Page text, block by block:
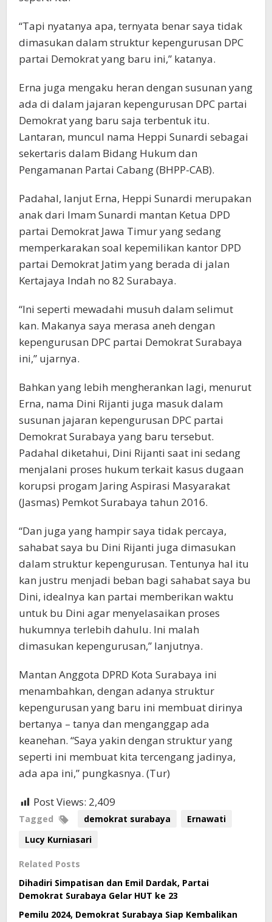
“Tapi nyatanya apa, ternyata benar saya tidak
dimasukan dalam struktur kepengurusan DPC
partai Demokrat yang baru ini,” katanya.
Erna juga mengaku heran dengan susunan yang
ada di dalam jajaran kepengurusan DPC partai
Demokrat yang baru saja terbentuk itu.
Lantaran, muncul nama Heppi Sunardi sebagai
sekertaris dalam Bidang Hukum dan
Pengamanan Partai Cabang (BHPP-CAB).
Padahal, lanjut Erna, Heppi Sunardi merupakan
anak dari Imam Sunardi mantan Ketua DPD
partai Demokrat Jawa Timur yang sedang
memperkarakan soal kepemilikan kantor DPD
partai Demokrat Jatim yang berada di jalan
Kertajaya Indah no 82 Surabaya.
“Ini seperti mewadahi musuh dalam selimut
kan. Makanya saya merasa aneh dengan
kepengurusan DPC partai Demokrat Surabaya
ini,” ujarnya.
Bahkan yang lebih mengherankan lagi, menurut
Erna, nama Dini Rijanti juga masuk dalam
susunan jajaran kepengurusan DPC partai
Demokrat Surabaya yang baru tersebut.
Padahal diketahui, Dini Rijanti saat ini sedang
menjalani proses hukum terkait kasus dugaan
korupsi progam Jaring Aspirasi Masyarakat
(Jasmas) Pemkot Surabaya tahun 2016.
“Dan juga yang hampir saya tidak percaya,
sahabat saya bu Dini Rijanti juga dimasukan
dalam struktur kepengurusan. Tentunya hal itu
kan justru menjadi beban bagi sahabat saya bu
Dini, idealnya kan partai memberikan waktu
untuk bu Dini agar menyelasaikan proses
hukumnya terlebih dahulu. Ini malah
dimasukan kepengurusan,” lanjutnya.
Mantan Anggota DPRD Kota Surabaya ini
menambahkan, dengan adanya struktur
kepengurusan yang baru ini membuat dirinya
bertanya – tanya dan menganggap ada
keanehan. “Saya yakin dengan struktur yang
seperti ini membuat kita tercengang jadinya,
ada apa ini,” pungkasnya. (Tur)
Post Views: 2,409
Tagged demokrat surabaya
Ernawati
Lucy Kurniasari
Related Posts
Dihadiri Simpatisan dan Emil Dardak, Partai
Demokrat Surabaya Gelar HUT ke 23
Pemilu 2024, Demokrat Surabaya Siap Kembalikan